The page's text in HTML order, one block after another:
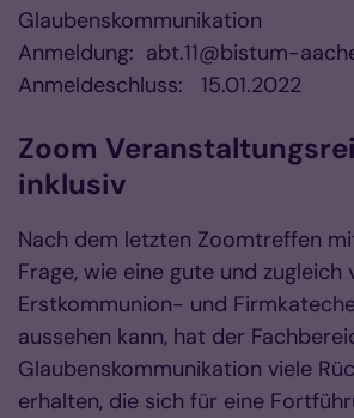
Glaubenskommunikation
Anmeldung: abt.11@bistum-
Anmeldeschluss: 15.01.2022
Zoom
inklusiv
Nach dem letzten Zoomtreffen
Frage, wie eine gute und
Erstkommunion- und
aussehen kann, hat der
Glaubenskommunikation viele
erhalten, die sich für eine